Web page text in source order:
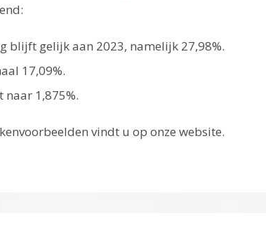
blijft gelijk aan 2023, namelijk 27,98%.
17,09%.
1,875%.
vindt u op onze website.